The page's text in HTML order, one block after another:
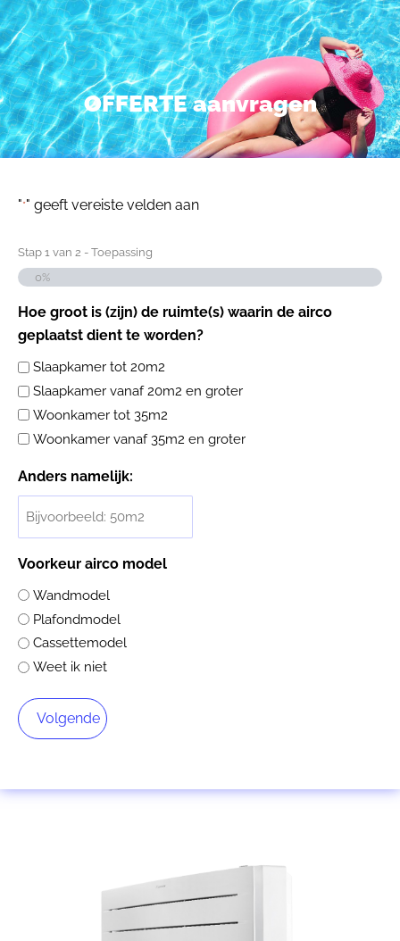
OFFERTE aanvragen
"*" geeft vereiste velden aan
Stap 1 van 2 - Toepassing
0%
Hoe groot is (zijn) de ruimte(s) waarin de airco
geplaatst dient te worden?
Slaapkamer tot 20m2
Slaapkamer vanaf 20m2 en groter
Woonkamer tot 35m2
Woonkamer vanaf 35m2 en groter
Anders namelijk:
Voorkeur airco model
Wandmodel
Plafondmodel
Cassettemodel
Weet ik niet